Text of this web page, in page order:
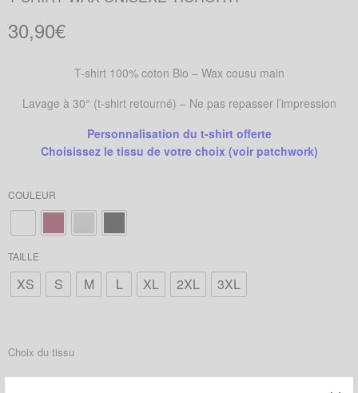
30,90€
T-shirt 100% coton Bio – Wax cousu main
Lavage à 30° (t-shirt retourné) – Ne pas repasser l’impression
Personnalisation du t-shirt offerte
Choisissez le tissu de votre choix (voir patchwork)
COULEUR
TAILLE
XS S M L XL 2XL 3XL
Choix du tissu
*